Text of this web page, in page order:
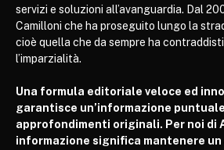
servizi e soluzioni all’avanguardia. Dal
Camilloni che ha proseguito lungo la
cioè quella che da sempre ha
l’imparzialità.
Una formula editoriale veloce ed
garantisce un’informazione
approfondimenti originali. Per noi di
informazione significa mantenere